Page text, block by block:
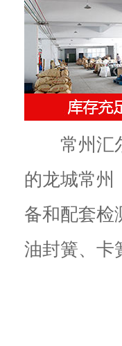
常州汇尔
的龙城常州
备和配套检
油封簧、卡